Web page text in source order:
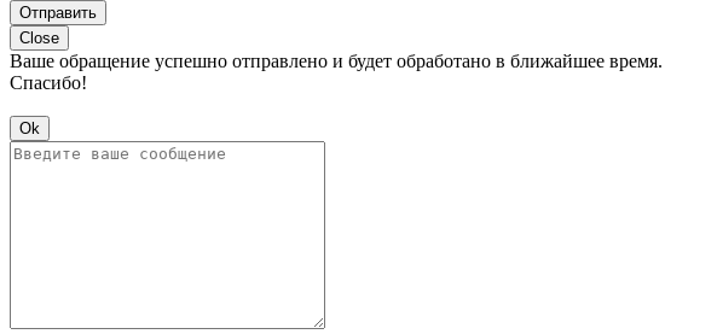
Отправить
Close
Ваше обращение успешно отправлено и будет обработано в ближайшее время.
Спасибо!
Ok